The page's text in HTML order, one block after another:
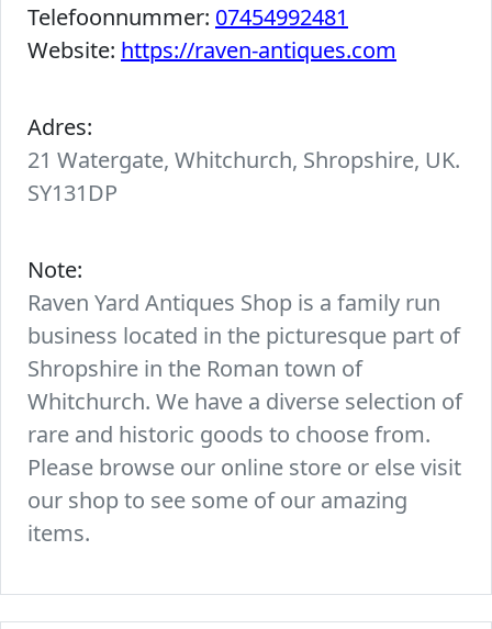
Telefoonnummer: 07454992481
Website: https://raven-antiques.com
Adres:
21 Watergate, Whitchurch, Shropshire, UK.
SY131DP
Note:
Raven Yard Antiques Shop is a family run
business located in the picturesque part of
Shropshire in the Roman town of
Whitchurch. We have a diverse selection of
rare and historic goods to choose from.
Please browse our online store or else visit
our shop to see some of our amazing
items.